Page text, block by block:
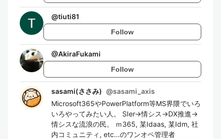
@tiuti81
Follow
@AkiraFukami
Follow
sasami(ささみ) @sasami_axis
Microsoft365やPowerPlatform等MS界隈でいろ
いろやってみたい人。 SIer→情シス→DX推進→
情シスな流浪の民。 ｍ365, 某Idaas, 某Idm, 社
内コミュニティ, etc...のワンオペ管理者